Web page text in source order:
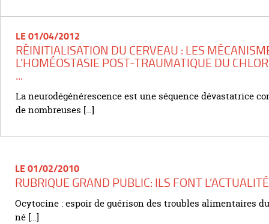
LE 01/04/2012
RÉINITIALISATION DU CERVEAU : LES
L’HOMÉOSTASIE POST-TRAUMATIQUE DU
...
La neurodégénérescence est une séquence dévastatrice
de nombreuses […]
LE 01/02/2010
RUBRIQUE GRAND PUBLIC: ILS FONT L’ACTUALITÉ
Ocytocine : espoir de guérison des troubles alimentaires
né […]